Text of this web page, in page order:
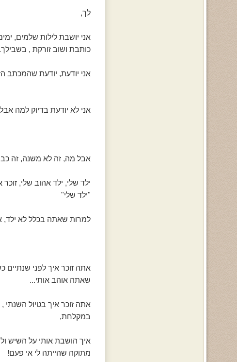
לך,
אני יושבת לילות שלמים,
כותבת ושוב זורקת ,
אני יודעת, יודעת שהמכתב
אני לא יודעת בדיוק למה
אבל מה, זה לא משנה, זה
ילד שלי, ילד אהוב שלי,
"ילד שלי"
למרות שאתה בכלל לא ילד,
אתה זוכר איך לפני שנתיים
שאתה אוהב אותי...
אתה זוכר איך בטיול
במקלחת,
איך הושבת אותי על השיש
מתוקה שהייתה לי אי פעם!